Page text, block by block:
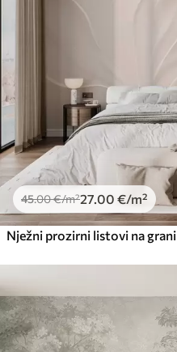
45.00€/m²27 .00 €/m²
Nježni prozirni listovi na grani